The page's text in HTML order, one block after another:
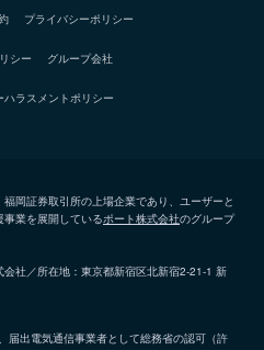
プライバシーポリシー
シー グループ会社
ハラスメントポリシー
岡証券取引所の上場企業であり、ユーザーと
業を展開しているポート株式会社のグループ
社／所在地：東京都新宿区北新宿2-21-1 新
届出電気通信事業者として総務省の認可（許